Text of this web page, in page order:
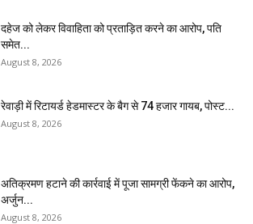
दहेज को लेकर विवाहिता को प्रताड़ित करने का आरोप, पति
समेत...
August 8, 2026
रेवाड़ी में रिटायर्ड हेडमास्टर के बैग से ₹74 हजार गायब, पोस्ट...
August 8, 2026
अतिक्रमण हटाने की कार्रवाई में पूजा सामग्री फेंकने का आरोप,
अर्जुन...
August 8, 2026